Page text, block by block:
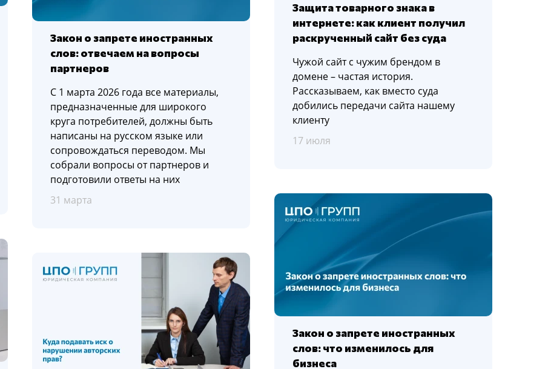
Защита товарного знака в
интернете: как клиент получил
раскрученный сайт без суда
Чужой сайт с чужим брендом в
домене – частая история.
Рассказываем, как вместо суда
добились передачи сайта нашему
клиенту
17 июля
Закон о запрете иностранных
слов: отвечаем на вопросы
партнеров
С 1 марта 2026 года все материалы,
предназначенные для широкого
круга потребителей, должны быть
написаны на русском языке или
сопровождаться переводом. Мы
собрали вопросы от партнеров и
подготовили ответы на них
31 марта
Закон о запрете иностранных
слов: что изменилось для
бизнеса